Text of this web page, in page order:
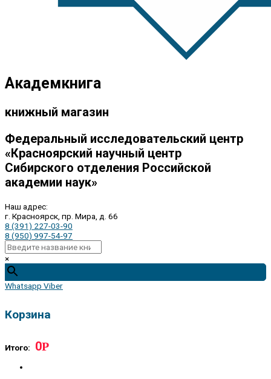
Академкнига
книжный магазин
Федеральный исследовательский центр
«Красноярский научный центр
Сибирского отделения Российской
академии наук»
Наш адрес:
г. Красноярск, пр. Мира, д. 66
8 (391) 227-03-90
8 (950) 997-54-97
×
Whatsapp Viber
Корзина
Итого: 0Р